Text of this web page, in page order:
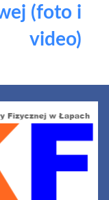
(foto i
video)